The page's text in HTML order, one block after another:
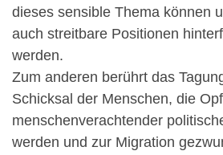
dieses sensible Thema können
auch streitbare Positionen
werden.
Zum anderen berührt das
Schicksal der Menschen, die
menschenverachtender
werden und zur Migration